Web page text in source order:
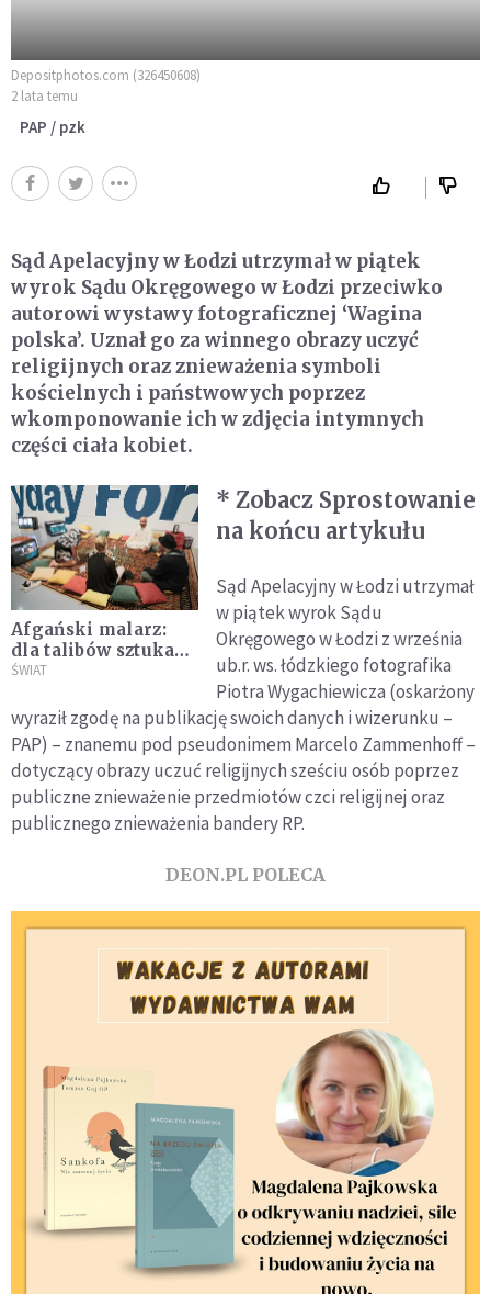
Depositphotos.com (326450608)
2 lata temu
PAP / pzk
Sąd Apelacyjny w Łodzi utrzymał w piątek
wyrok Sądu Okręgowego w Łodzi przeciwko
autorowi wystawy fotograficznej ‘Wagina
polska’. Uznał go za winnego obrazy uczyć
religijnych oraz znieważenia symboli
kościelnych i państwowych poprzez
wkomponowanie ich w zdjęcia intymnych
części ciała kobiet.
Afgański malarz:
dla talibów sztuka
jest zbrodnią.
artystów
ŚWIAT
* Zobacz Sprostowanie
na końcu artykułu
Sąd Apelacyjny w Łodzi utrzymał
w piątek wyrok Sądu
Okręgowego w Łodzi z września
ub.r. ws. łódzkiego fotografika
Piotra Wygachiewicza (oskarżony
wyraził zgodę na publikację swoich danych i wizerunku –
PAP) – znanemu pod pseudonimem Marcelo Zammenhoff –
dotyczący obrazy uczuć religijnych sześciu osób poprzez
publiczne znieważenie przedmiotów czci religijnej oraz
publicznego znieważenia bandery RP.
DEON.PL POLECA